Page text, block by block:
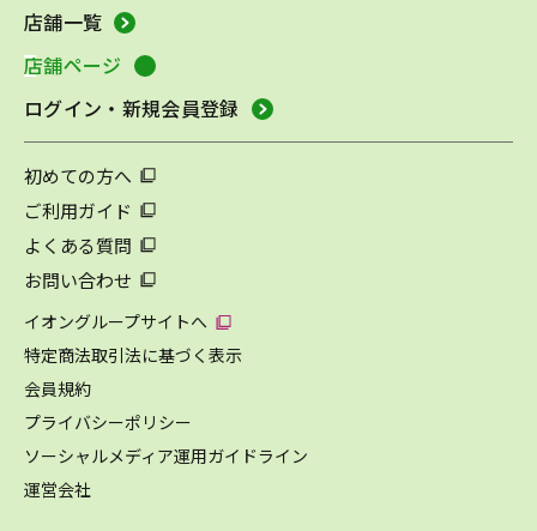
店舗一覧
店舗ページ
ログイン・新規会員登録
初めての方へ
ご利用ガイド
よくある質問
お問い合わせ
イオングループサイトへ
特定商法取引法に基づく表示
会員規約
プライバシーポリシー
ソーシャルメディア運用ガイドライン
運営会社